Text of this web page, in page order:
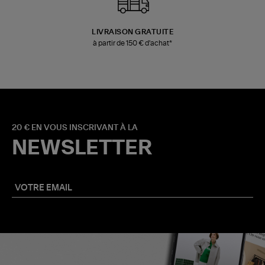
LIVRAISON GRATUITE
à partir de 150 € d'achat*
20 € EN VOUS INSCRIVANT À LA
NEWSLETTER